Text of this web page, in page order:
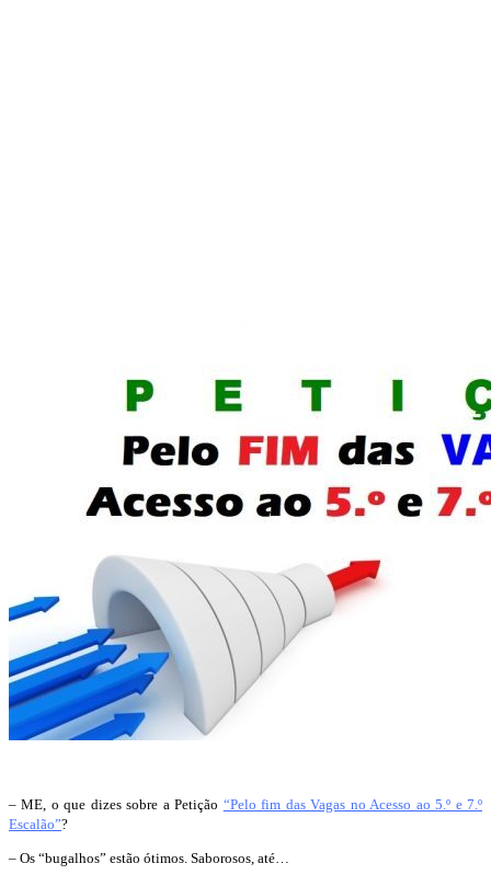
– ME, o que dizes sobre a Petição “Pelo fim das Vagas no Acesso ao 5.º e 7.º
Escalão”?
– Os “bugalhos” estão ótimos. Saborosos, até…